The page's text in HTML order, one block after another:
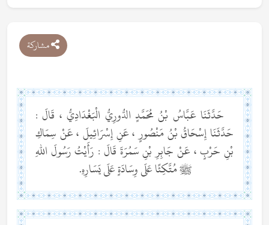
مشاركة
حَدَّثَنَا عَبَّاسُ بْنُ مُحَمَّدٍ الدُّورِيُّ الْبَغْدَادِيُّ ، قَالَ :
حَدَّثَنَا إِسْحَاقُ بْنُ مَنْصُورٍ ، عَنِ إِسْرَائِيلَ ، عَنْ سِمَاكِ
بْنِ حَرْبٍ ، عَنْ جَابِرِ بْنِ سَمُرَةَ قَالَ : رَأَيْتُ رَسُولَ اللهِ
ﷺ مُتَّكِئًا عَلَى وِسَادَةٍ عَلَى يَسَارِهِ.